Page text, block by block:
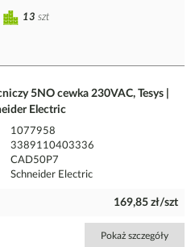
13 szt
5NO cewka 230VAC, Tesys |
Electric
1077958
3389110403336
CAD50P7
Schneider Electric
169,85 zł/szt
Pokaż szczegóły